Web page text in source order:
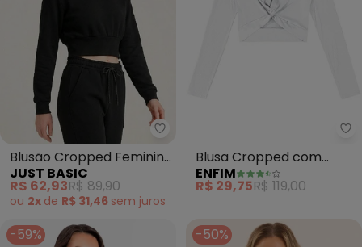
Just Basic - Blusão Cropped
Blusão Cropped Feminino
Moletom Preto
JUST BASIC
R$ 62,93R$ 89,90
ou 2x de R$ 31,46 sem juros
Blusa Cropped com
Torção (Branco)
ENFIM
R$ 29,75R$ 119,00
-59% -50%